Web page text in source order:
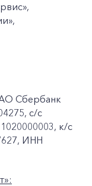
Сбербанк
с/с
к/c
ИНН